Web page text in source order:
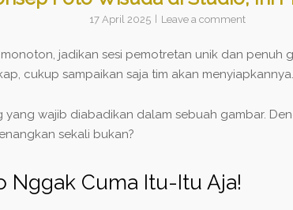
17 April 2025 Leave a comment
jadikan sesi pemotretan unik dan penuh
cukup sampaikan saja tim akan menyiapkannya.
wajib diabadikan dalam sebuah gambar.
sekali bukan?
Nggak Cuma Itu-Itu Aja!